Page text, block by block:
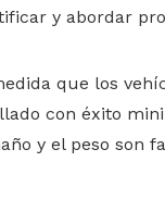
y abordar
que los
con éxito
y el peso son